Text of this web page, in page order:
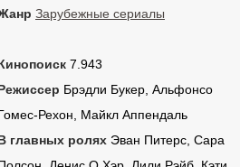
Зарубежные сериалы
7.943
Брэдли Букер, Альфонсо
Рехон, Майкл Аппендаль
главных ролях Эван Питерс, Сара